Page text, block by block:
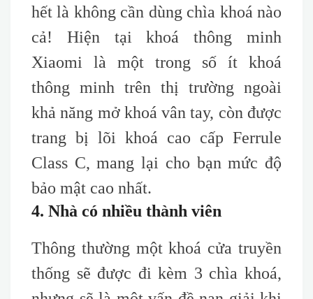
hết là không cần dùng chìa khoá nào
cả! Hiện tại khoá thông minh
Xiaomi là một trong số ít khoá
thông minh trên thị trường ngoài
khả năng mở khoá vân tay, còn được
trang bị lõi khoá cao cấp Ferrule
Class C, mang lại cho bạnmức độ
bảo mật cao nhất.
4. Nhà có nhiều thành viên
Thông thường một khoá cửa truyền
thống sẽ được đi kèm 3 chìa khoá,